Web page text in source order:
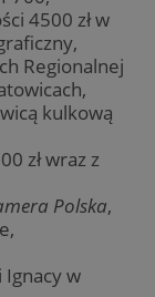
4500 zł w
Regionalnej
kulkową
zł wraz z
Polska,
w